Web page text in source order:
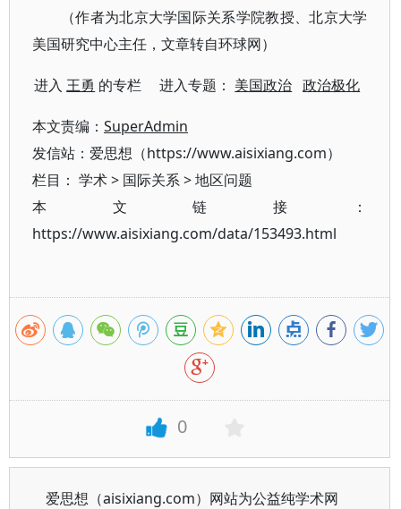
（作者为北京大学国际关系学院教授、北京大学
美国研究中心主任，文章转自环球网）
进入王勇 的专栏 进入专题： 美国政治 政治极化
本文责编： SuperAdmin
发信站：爱思想（https://www.aisixiang.com）
栏目： 学术> 国际关系>地区问题
本文链接：
https://www.aisixiang.com/data/153493.html
0
爱思想（aisixiang.com）网站为公益纯学术网